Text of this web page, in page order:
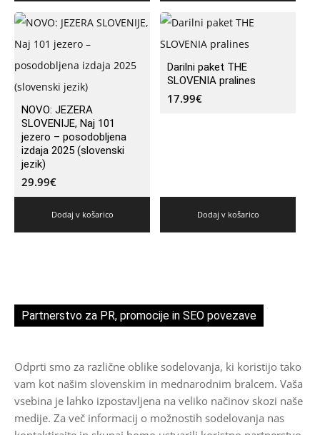
NOVO: JEZERA
SLOVENIJE, Naj 101
jezero – posodobljena
izdaja 2025 (slovenski
jezik)
29.99€
Dodaj v košarico
Darilni paket THE
SLOVENIA pralines
17.99€
Dodaj v košarico
Partnerstvo za PR, promocije in SEO povezave
Odprti smo za različne oblike sodelovanja, ki koristijo tako
vam kot našim slovenskim in mednarodnim bralcem. Vaša
vsebina je lahko izpostavljena na veliko načinov skozi naše
medije. Za več informacij o možnostih sodelovanja nas